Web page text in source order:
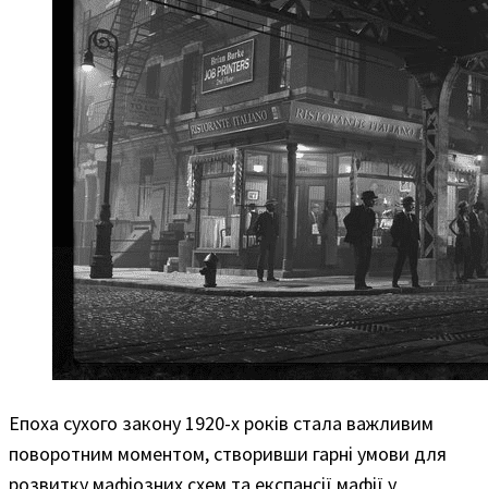
Епоха сухого закону 1920-х років стала важливим
поворотним моментом, створивши гарні умови для
розвитку мафіозних схем та експансії мафії у